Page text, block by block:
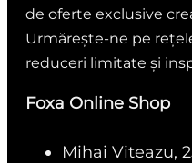
de oferte exclusive
Urmărește-ne pe
reduceri limitate și
Foxa Online Shop
Mihai Viteazu,